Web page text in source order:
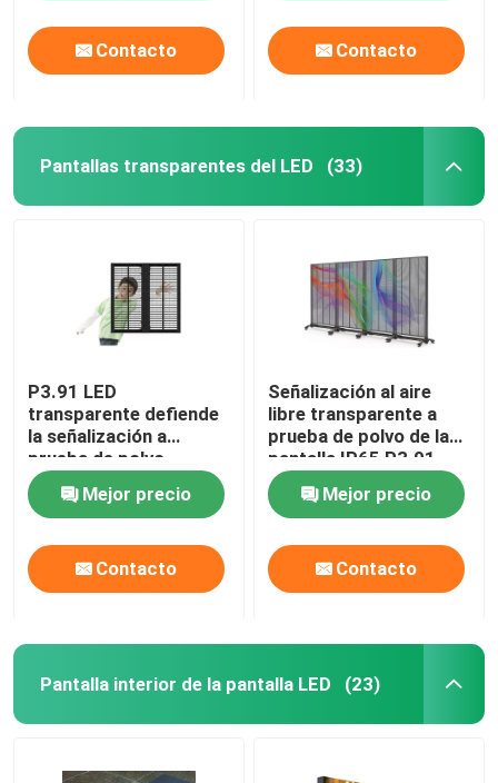
Contacto Contacto
Pantallas transparentes del LED (33)
P3.91 LED
transparente defiende
la señalización a
prueba de polvo
SMD1921 de HD
DigitacesMejor precio
Contacto
Señalización al aire
libre transparente a
prueba de polvo de la
pantalla IP65 P3.91
Digitaces de la pantalla
LED
Mejor precio
Contacto
Pantalla interior de la pantalla LED (23)